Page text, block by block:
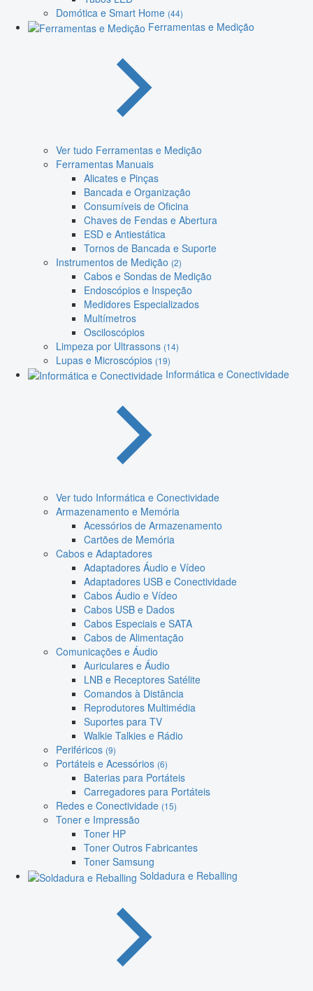
Domótica e Smart Home (44)
Ferramentas e Medição
Ver tudo Ferramentas e Medição
Ferramentas Manuais
Alicates e Pinças
Bancada e Organização
Consumíveis de Oficina
Chaves de Fendas e Abertura
ESD e Antiestática
Tornos de Bancada e Suporte
Instrumentos de Medição (2)
Cabos e Sondas de Medição
Endoscópios e Inspeção
Medidores Especializados
Multímetros
Osciloscópios
Limpeza por Ultrassons (14)
Lupas e Microscópios (19)
Informática e Conectividade
Ver tudo Informática e Conectividade
Armazenamento e Memória
Acessórios de Armazenamento
Cartões de Memória
Cabos e Adaptadores
Adaptadores Áudio e Vídeo
Adaptadores USB e Conectividade
Cabos Áudio e Vídeo
Cabos USB e Dados
Cabos Especiais e SATA
Cabos de Alimentação
Comunicações e Áudio
Auriculares e Áudio
LNB e Receptores Satélite
Comandos à Distância
Reprodutores Multimédia
Suportes para TV
Walkie Talkies e Rádio
Periféricos (9)
Portáteis e Acessórios (6)
Baterias para Portáteis
Carregadores para Portáteis
Redes e Conectividade (15)
Toner e Impressão
Toner HP
Toner Outros Fabricantes
Toner Samsung
Soldadura e Reballing